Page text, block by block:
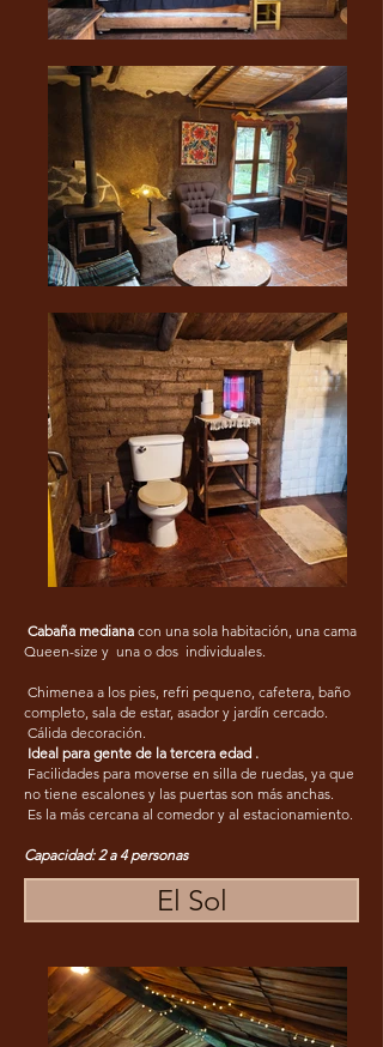
Cabaña mediana con una sola habitación, una cama
Queen-size y una o dos individuales.
Chimenea a los pies, refri pequeno, cafetera, baño
completo, sala de estar, asador y jardín cercado.
Cálida decoración.
Ideal para gente de la tercera edad .
Facilidades para moverse en silla de ruedas, ya que
no tiene escalones y las puertas son más anchas.
Es la más cercana al comedor y al estacionamiento.
Capacidad: 2 a 4 personas ​
El Sol